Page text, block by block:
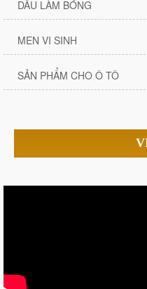
DẦU LÀM BÓNG
MEN VI SINH
SẢN PHẨM CHO Ô TÔ